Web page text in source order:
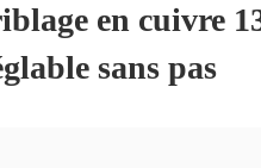
en cuivre
sans pas